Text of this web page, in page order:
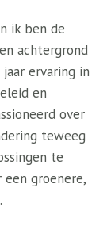
ik ben de
achtergrond
ervaring in
en
over
teweeg
te
groenere,